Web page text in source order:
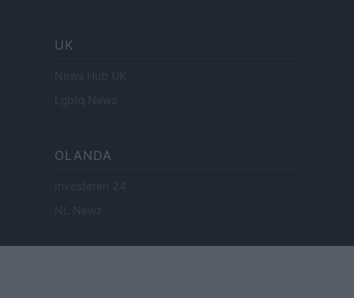
UK
News Hub UK
Lgbtq News
OLANDA
Investeren 24
NL Newz